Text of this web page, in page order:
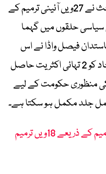
28ویں آئینی ترمیم سے متعلق بحث نے 27ویں آئینی ترمیم کے
حلقوں میں گہما
فیصل واڈا نے اس
وقت دعویٰ کیا تھا کہ حکمران اتحاد کو 2 تہائی اکثریت حاصل
ترمیم کی منظوری حکومت کے لیے
عمل جلد مکمل ہو سکتا ہے۔
کیا 28ویں آئینی ترمیم کے ذریعے 18ویں ترمیم